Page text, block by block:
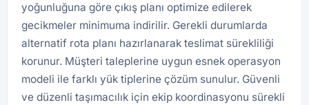
yoğunluğuna göre çıkış planı optimize edilerek
gecikmeler minimuma indirilir. Gerekli durumlarda
alternatif rota planı hazırlanarak teslimat sürekliliği
korunur. Müşteri taleplerine uygun esnek operasyon
modeli ile farklı yük tiplerine çözüm sunulur. Güvenli
ve düzenli taşımacılık için ekip koordinasyonu sürekli